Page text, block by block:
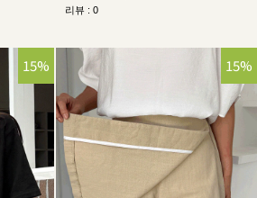
리뷰 : 0
15% 15%